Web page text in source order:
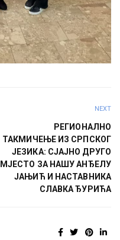
NEXT
РЕГИОНАЛНО
ТАКМИЧЕЊЕ ИЗ СРПСКОГ
ЈЕЗИКА: СЈАЈНО ДРУГО
МЈЕСТО ЗА НАШУ АНЂЕЛУ
ЈАЊИЋ И НАСТАВНИКА
СЛАВКА ЂУРИЋА